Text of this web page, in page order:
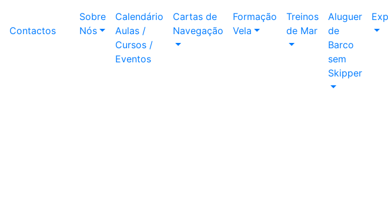
Contactos
Sobre
Nós
Calendário
Aulas /
Cursos /
Eventos
Cartas de
Navegação
Formação
Vela
Treinos
de Mar
Aluguer
de
Barco
sem
Skipper